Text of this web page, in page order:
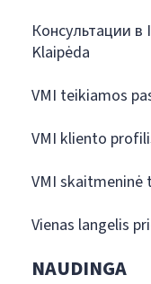
Консультации
Klaipėda
VMI teikiamos
VMI kliento
VMI skaitmeninė
Vienas langelis
NAUDINGA